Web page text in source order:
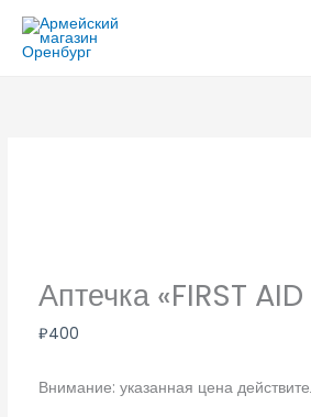
Перейти
содержимому
Аптечка «FIRST AID
₽400
Внимание: указанная цена